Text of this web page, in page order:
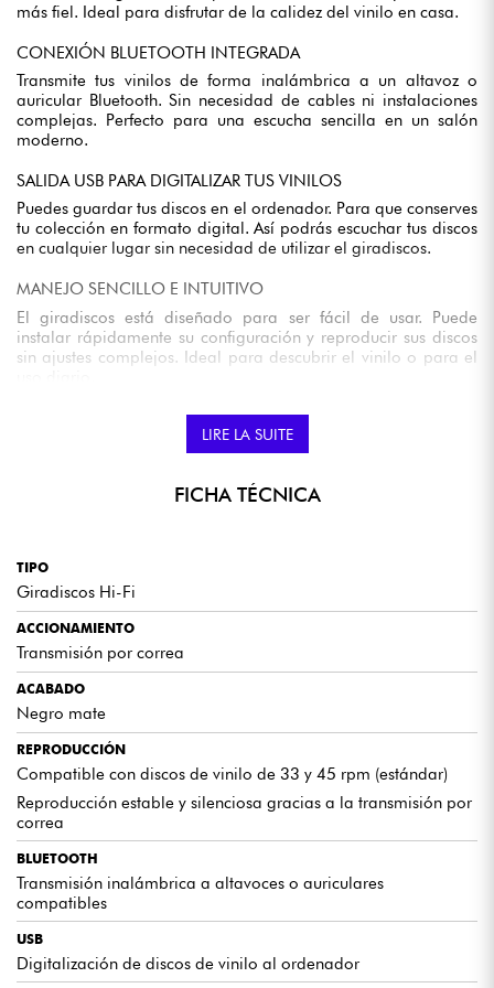
más fiel. Ideal para disfrutar de la calidez del vinilo en casa.
CONEXIÓN BLUETOOTH INTEGRADA
Transmite tus vinilos de forma inalámbrica a un altavoz o
auricular Bluetooth. Sin necesidad de cables ni instalaciones
complejas. Perfecto para una escucha sencilla en un salón
moderno.
SALIDA USB PARA DIGITALIZAR TUS VINILOS
Puedes guardar tus discos en el ordenador. Para que conserves
tu colección en formato digital. Así podrás escuchar tus discos
en cualquier lugar sin necesidad de utilizar el giradiscos.
MANEJO SENCILLO E INTUITIVO
El giradiscos está diseñado para ser fácil de usar. Puede
instalar rápidamente su configuración y reproducir sus discos
sin ajustes complejos. Ideal para descubrir el vinilo o para el
DISEÑO ELEGANTE Y DISCRETO
Su acabado en negro mate se integra fácilmente en cualquier
espacio dedicado a la música.
mediante Bluetooth. Se adapta a su instalación y a sus hábitos
de escucha sin limitaciones.
LO QUE NOS GUSTA / LO QUE HAY QUE SABER
- Sonido cálido típico de la transmisión por correa - Práctico
Bluetooth para una escucha inalámbrica inmediata - Útil
función USB para digitalizar su colección - Muy fácil de usar,
ideal para principiantes - Diseño sobrio que se integra
fácilmente - Menos orientado a los audiófilos puros que los
modelos de gama superior
PREGUNTAS FRECUENTES
¿ES UN BUEN GIRADISCOS PARA PRINCIPIANTES?
Sí, es fácil de usar y tiene todas las funciones esenciales que
LIRE LA SUITE
FICHA TÉCNICA
TIPO
Giradiscos Hi-Fi
ACCIONAMIENTO
Transmisión por correa
ACABADO
Negro mate
REPRODUCCIÓN
Compatible con discos de vinilo de 33 y 45 rpm (estándar)
Reproducción estable y silenciosa gracias a la transmisión por
correa
BLUETOOTH
Transmisión inalámbrica a altavoces o auriculares
compatibles
USB
Digitalización de discos de vinilo al ordenador